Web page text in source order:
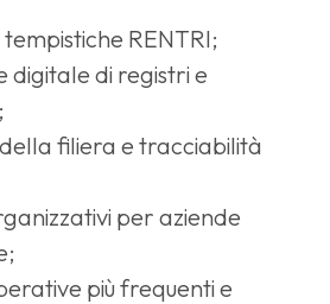
RENTRI;
digitale di registri e
filiera e tracciabilità
per aziende
più frequenti e